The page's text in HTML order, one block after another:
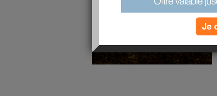
Je